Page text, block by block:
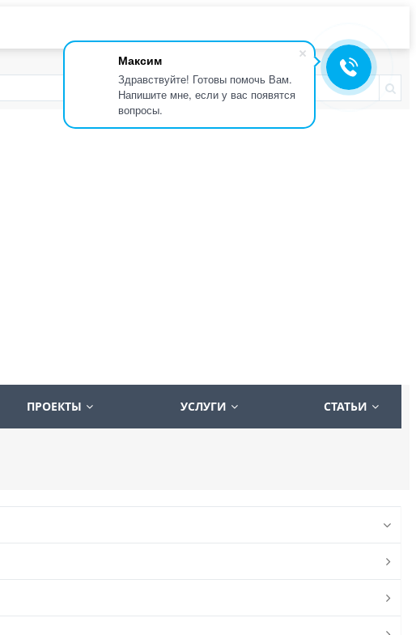
Максим
Здравствуйте! Готовы помочь Вам.
Напишите мне, если у вас появятся
вопросы.
ПРОЕКТЫ УСЛУГИ СТАТЬИ